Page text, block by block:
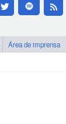
Área de imprensa